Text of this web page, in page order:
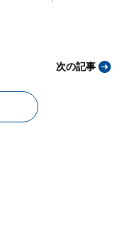
次の記事